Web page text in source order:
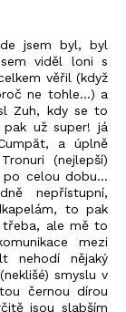
jsem byl, byl
viděl loni s
věřil (když
ne tohle...) a
Zuh, kdy se to
už super! já
a úplně
(nejlepší)
celou dobu...
nepřístupní,
to pak
ale mě to
mezi
nehodí nějaký
smyslu v
černou dírou
jsou slabším